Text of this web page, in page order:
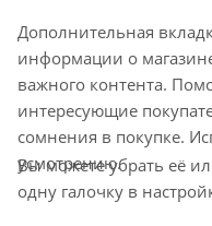
наличия на
рабочих
пункте
Остались
напишите
Дополнительная
информации о
важного контента.
интересующие
сомнения в покупке.
усмотрению.
Вы можете убрать её
одну галочку в